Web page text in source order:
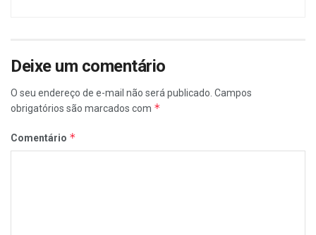
Deixe um comentário
O seu endereço de e-mail não será publicado. Campos
obrigatórios são marcados com *
Comentário *